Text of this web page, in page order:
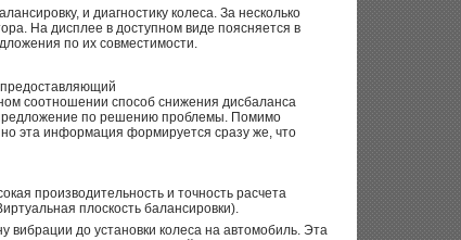
и диагностику колеса. За несколько
На дисплее в доступном виде поясняется в
по их совместимости.
соотношении способ снижения дисбаланса
по решению проблемы. Помимо
эта информация формируется сразу же, что
производительность и точность расчета
плоскость балансировки).
вибрации до установки колеса на автомобиль. Эта